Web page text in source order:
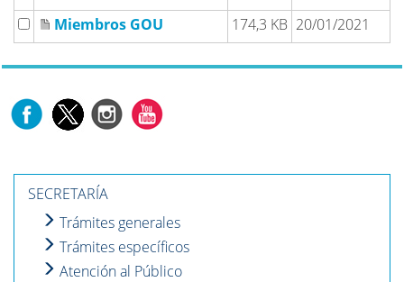
Miembros GOU 174,3 KB 20/01/2021
SECRETARÍA
Trámites generales
Trámites específicos
Atención al Público